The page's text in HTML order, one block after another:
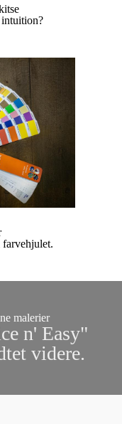
malerier
n' Easy"
videre.